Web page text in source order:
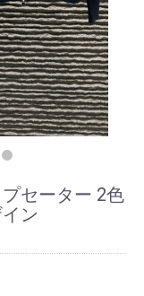
セーター 2色
ン